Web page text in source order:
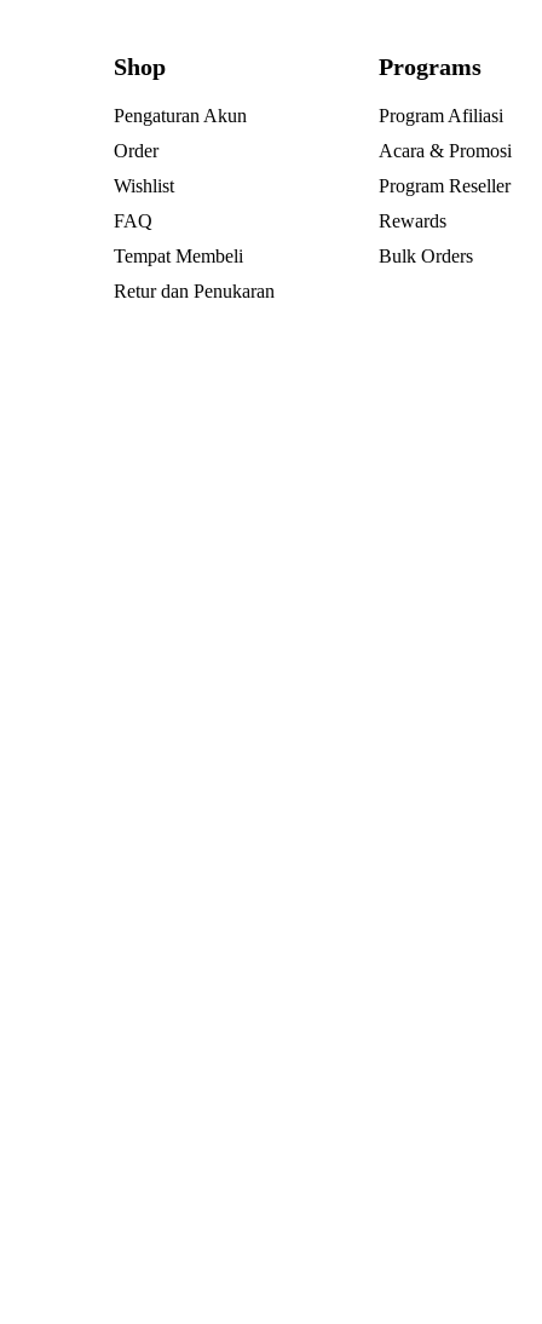
Shop
Pengaturan Akun
Order
Wishlist
FAQ
Tempat Membeli
Retur dan Penukaran
Programs
Program Afiliasi
Acara & Promosi
Program Reseller
Rewards
Bulk Orders